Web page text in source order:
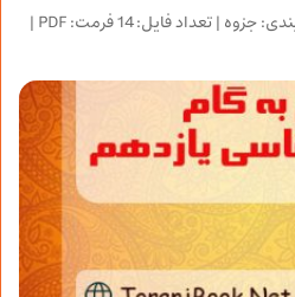
نام جزوه: زیست شناسی | دسته بندی: جزوه | تعداد فایل: 14 فرمت: PDF |